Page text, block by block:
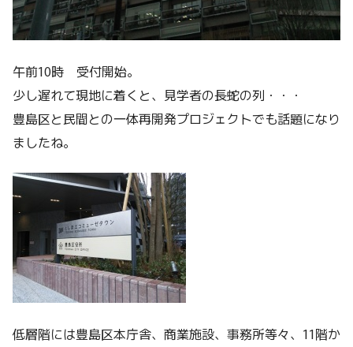
午前10時 受付開始。
少し遅れて現地に着くと、見学者の長蛇の列・・・
豊島区と民間との一体再開発プロジェクトでも話題になり
ましたね。
低層階には豊島区本庁舎、商業施設、事務所等々、11階か